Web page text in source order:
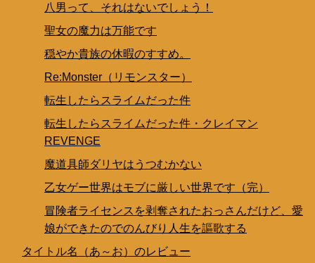
八男って、それはないでしょう！
聖女の魔力は万能です
穏やか貴族の休暇のすすめ。
Re:Monster（リモンスター）
転生したらスライムだった件
転生したらスライムだった件・クレイマン
REVENGE
魔道具師ダリヤはうつむかない
乙女ゲー世界はモブに厳しい世界です（完）
冒険者ライセンスを剥奪されたおっさんだけど、愛
娘ができたのでのんびり人生を謳歌する
タイトル名（あ～お）のレビュー